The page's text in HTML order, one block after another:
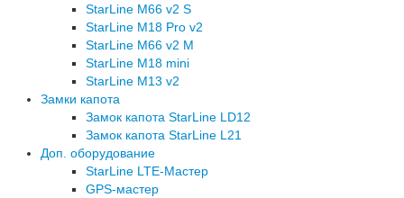
StarLine M66 v2 S
StarLine M18 Pro v2
StarLine M66 v2 M
StarLine M18 mini
StarLine M13 v2
Замки капота
Замок капота StarLine LD12
Замок капота StarLine L21
Доп. оборудование
StarLine LTE-Мастер
GPS-мастер